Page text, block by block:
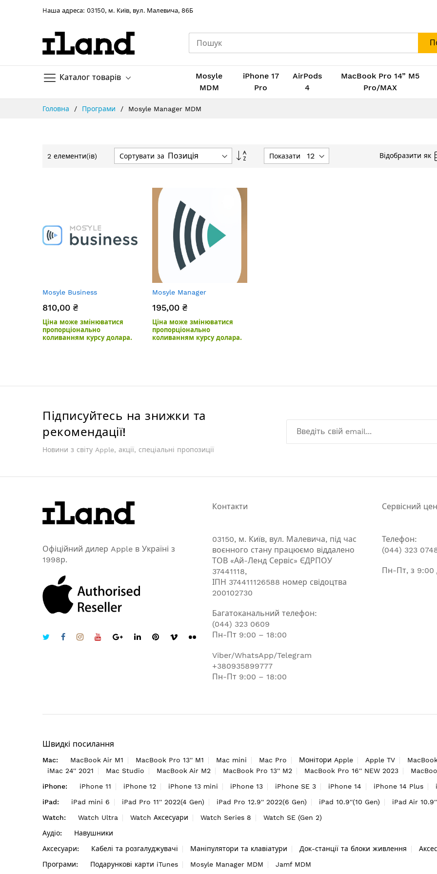
Hаша адреса: 03150, м. Київ, вул. Малевича, 86Б
Каталог товарів
Mosyle
MDM
iPhone 17
Pro
AirPods
4
MacBook Pro 14” M5
Pro/MAX
Головна Програми Mosyle Manager MDM
2 елементи(ів) Сортувати за
СортуватиПоказати Відобразити як
Mosyle Business
810,00 ₴
Ціна може змінюватися
пропорціонально
коливанням курсу долара.
Mosyle Manager
195,00 ₴
Ціна може змінюватися
пропорціонально
коливанням курсу долара.
Підписуйтесь на знижки та
рекомендації!
Новини з світу Apple, акції, спеціальні пропозиції
Офіційний дилер Apple в Україні з
1998р.
Контакти
03150, м. Київ, вул. Малевича, під час
воєнного стану працюємо віддалено
ТОВ «Ай-Ленд Сервіс» ЄДРПОУ
37441118,
ІПН 374411126588 номер свідоцтва
200102730
Багатоканальний телефон:
(044) 323 0609
Пн-Пт 9:00 – 18:00
Viber/WhatsApp/Telegram
+380935899777
Пн-Пт 9:00 – 18:00
Сервісний
Телефон:
(044) 323
Пн-Пт, з 9:00
Швидкі посилання
Mac: MacBook Air M1 MacBook Pro 13'' M1 Mac mini Mac Pro Монітори Apple Apple TV
iMac 24'' 2021
Mac Studio MacBook Air M2 MacBook Pro 13'' M2 MacBook Pro 16'' NEW 2023
iPhone:
iPhone 11 iPhone 12 iPhone 13 mini iPhone 13 iPhone SE 3 iPhone 14 iPhone 14 Plus
iPad:
iPad mini 6 iPad Pro 11'' 2022(4 Gen) iPad Pro 12.9'' 2022(6 Gen) iPad 10.9''(10 Gen)
iPad Air
Watch:
Watch Ultra Watch Аксесуари Watch Series 8
Watch SE (Gen 2)
Аудіо:
Навушники
Аксесуари:
Кабелі та розгалуджувачі Маніпулятори та клавіатури Док-станції та блоки живлення
Програми:
Подарункові карти iTunes Mosyle Manager MDM Jamf MDM